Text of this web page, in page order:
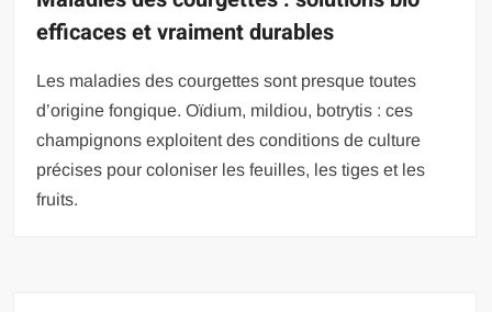
efficaces et vraiment durables
Les maladies des courgettes sont presque toutes
d’origine fongique. Oïdium, mildiou, botrytis : ces
champignons exploitent des conditions de culture
précises pour coloniser les feuilles, les tiges et les
fruits.